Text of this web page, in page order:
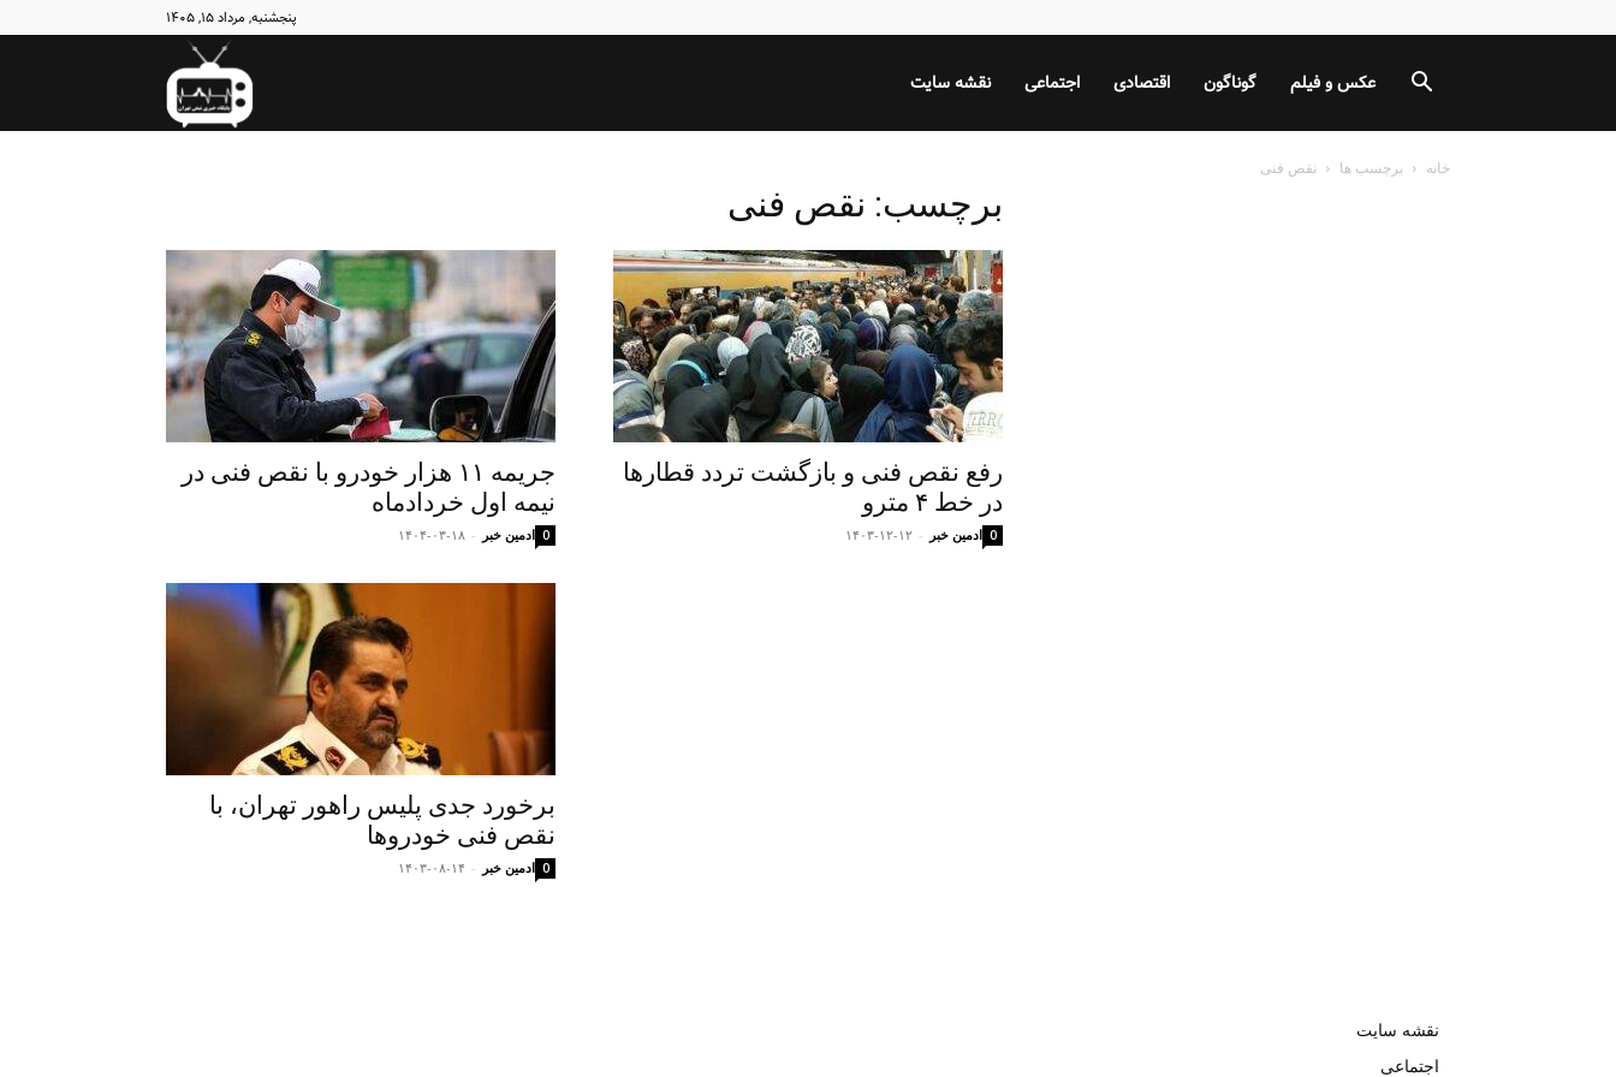
پنجشنبه, مرداد ۱۵, ۱۴۰۵
نبض نقشه سایت اجتماعی اقتصادی گوناگون عکس و فیلم
خانه برچسب ها نقص فنی
برچسب: نقص فنی
جریمه ۱۱ هزار خودرو با نقص فنی در
نیمه اول خردادماه
ادمین خبر - ۱۴۰۴-۰۳-۱۸ 0
رفع نقص فنی و بازگشت تردد قطارها
در خط ۴ مترو
ادمین خبر - ۱۴۰۳-۱۲-۱۲ 0
برخورد جدی پلیس راهور تهران، با
نقص فنی خودروها
ادمین خبر - ۱۴۰۳-۰۸-۱۴ 0
نقشه سایت
اجتماعی